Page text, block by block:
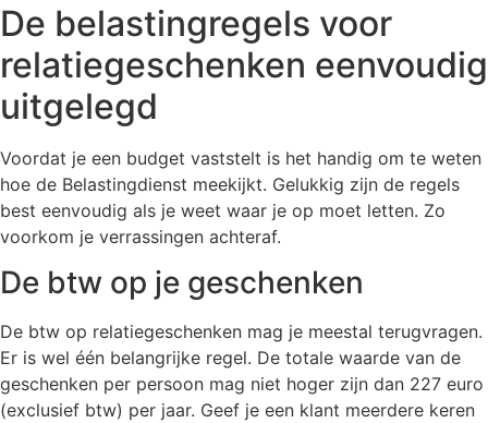
De belastingregels voor
relatiegeschenken eenvoudig
uitgelegd
Voordat je een budget vaststelt is het handig om te weten
hoe de Belastingdienst meekijkt. Gelukkig zijn de regels
best eenvoudig als je weet waar je op moet letten. Zo
voorkom je verrassingen achteraf.
De btw op je geschenken
De btw op relatiegeschenken mag je meestal terugvragen.
Er is wel één belangrijke regel. De totale waarde van de
geschenken per persoon mag niet hoger zijn dan 227 euro
(exclusief btw) per jaar. Geef je een klant meerdere keren